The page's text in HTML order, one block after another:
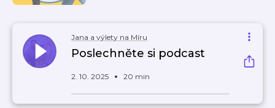
Jana a výlety na Míru
Poslechněte si podcast
2. 10. 2025 20 min